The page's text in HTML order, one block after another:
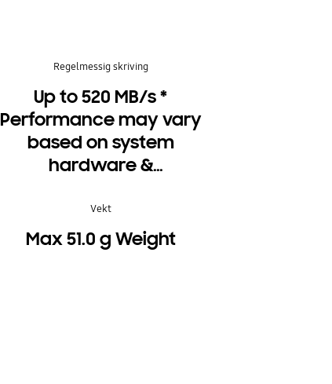
Regelmessig skriving
Up to 520 MB/s *
Performance may vary
based on system
hardware &
Vekt
Max 51.0 g Weight